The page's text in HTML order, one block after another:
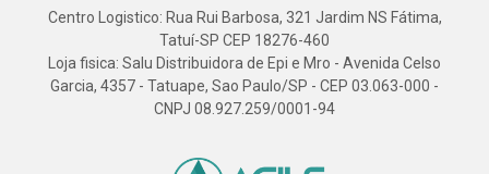
Centro Logistico: Rua Rui Barbosa, 321 Jardim NS Fátima,
Tatuí-SP CEP 18276-460
Loja fisica: Salu Distribuidora de Epi e Mro - Avenida Celso
Garcia, 4357 - Tatuape, Sao Paulo/SP - CEP 03.063-000 -
CNPJ 08.927.259/0001-94